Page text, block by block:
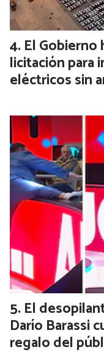
El Gobierno
licitación para
eléctricos sin
El
Darío Barassi
regalo del